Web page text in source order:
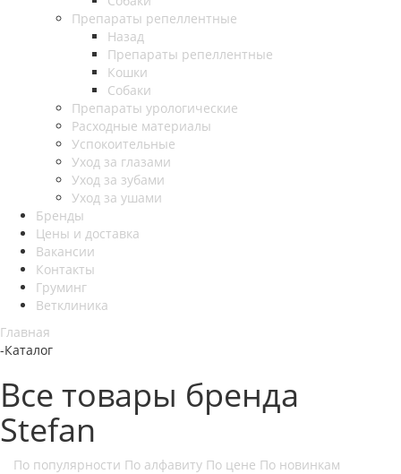
Препараты репеллентные
Назад
Препараты репеллентные
Кошки
Собаки
Препараты урологические
Расходные материалы
Успокоительные
Уход за глазами
Уход за зубами
Уход за ушами
Бренды
Цены и доставка
Вакансии
Контакты
Груминг
Ветклиника
Главная
-Каталог
Все товары бренда
Stefan
По популярности По алфавиту По цене По новинкам